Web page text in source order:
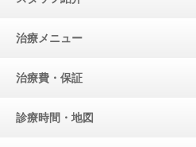
治療メニュー
治療費・保証
診療時間・地図